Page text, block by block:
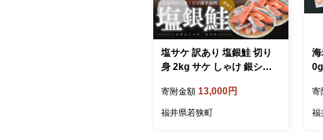
塩サケ 訳あり 塩銀鮭 切り
身 2kg サケ しゃけ 銀シャ
魚
寄附金額 13,000円
福井県若狭町
寄
福